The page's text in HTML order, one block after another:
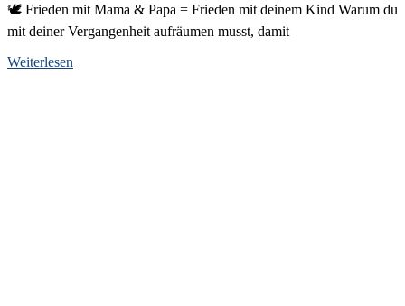
🕊️ Frieden mit Mama & Papa = Frieden mit deinem Kind Warum du
mit deiner Vergangenheit aufräumen musst, damit
Weiterlesen